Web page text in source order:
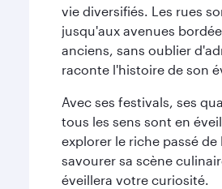
vie diversifiés. Les rues
jusqu'aux avenues
anciens, sans oublier
raconte l'histoire de son
Avec ses festivals, ses
tous les sens sont en
explorer le riche passé
savourer sa scène
éveillera votre curiosité.